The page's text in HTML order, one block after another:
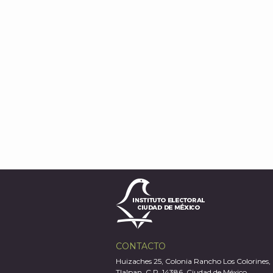
CONTACTO
Huizaches 25, Colonia Rancho Los Colorines,